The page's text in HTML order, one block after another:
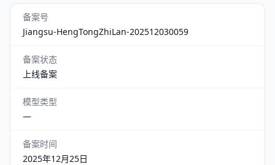
备案号
Jiangsu-HengTongZhiLan-202512030059
备案状态
上线备案
模型类型
—
备案时间
2025年12月25日